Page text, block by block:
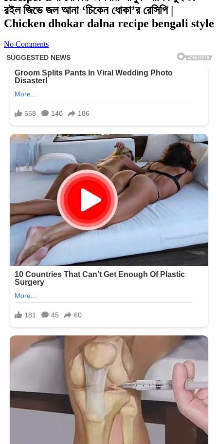
রইল জিভে জল আনা ‘চিকেন ধোকা’র রেসিপি |
Chicken dhokar dalna recipe bengali style
No Comments